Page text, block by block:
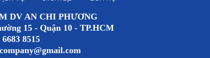
AN CHI PHƯƠNG
15 - Quận 10 - TP.HCM
8515